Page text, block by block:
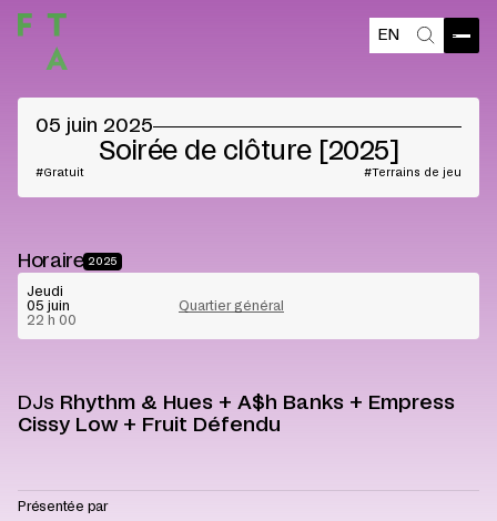
EN
05 juin 2025
Soirée de clôture [2025]
Gratuit Terrains de jeu
DJs Rhythm & Hues + A$h Banks + Empress
Cissy Low + Fruit Défendu
Présentée par
Horaire 2025
Jeudi
05 juin
22 h 00
Quartier général